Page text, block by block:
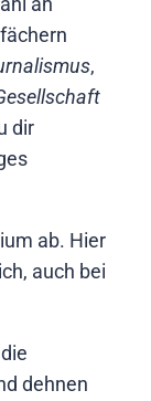
,
dir
ab. Hier
auch bei
dehnen